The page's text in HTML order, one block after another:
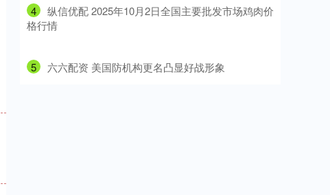
4
​纵信优配 2025年10月2日全国主要批发市场鸡肉价
格行情
5 ​六六配资 美国防机构更名凸显好战形象